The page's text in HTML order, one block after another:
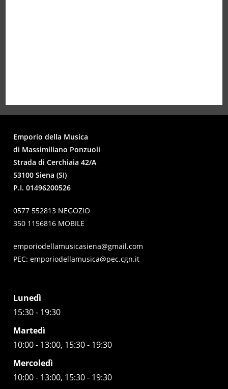
Emporio della Musica
di Massimiliano Ponzuoli
Strada di Cerchiaia 42/A
53100 Siena (SI)
P.I. 01496200526
0577 552813 NEGOZIO
350 1156816 MOBILE
emporiodellamusicasiena@gmail.com
PEC:emporiodellamusica@pec.cgn.it
Lunedì
15:30 - 19:30
Martedì
10:00 - 13:00, 15:30 - 19:30
Mercoledì
10:00 - 13:00, 15:30 - 19:30